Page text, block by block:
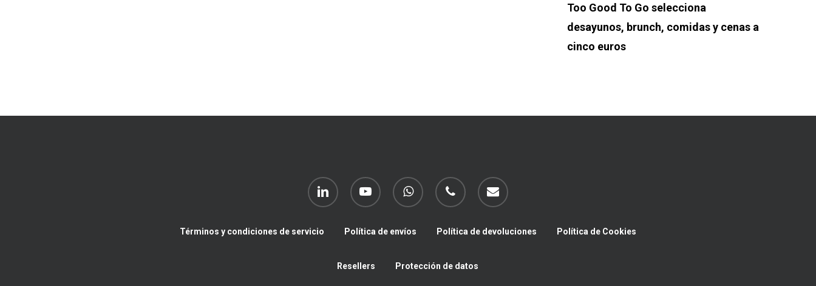
Too Good To Go selecciona
desayunos, brunch, comidas y cenas a
cinco euros
linkedin youtube whatsapp phone email
Términos y condiciones de servicio Política de envíos Política de devoluciones Política de Cookies
Resellers Protección de datos